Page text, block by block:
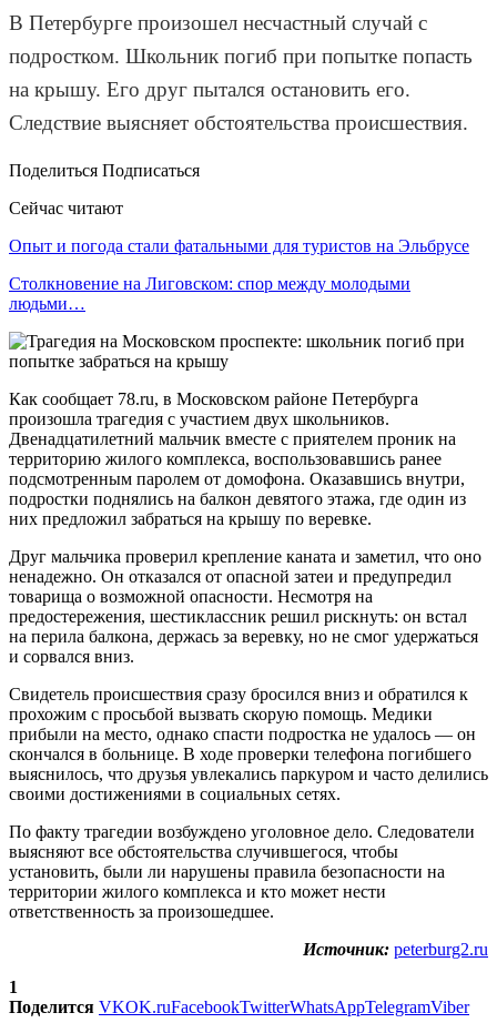
В Петербурге произошел несчастный случай с
подростком. Школьник погиб при попытке попасть
на крышу. Его друг пытался остановить его.
Следствие выясняет обстоятельства происшествия.
Поделиться Подписаться
Сейчас читают
Опыт и погода стали фатальными для туристов на Эльбрусе
Столкновение на Лиговском: спор между молодыми
людьми…
Как сообщает 78.ru, в Московском районе Петербурга
произошла трагедия с участием двух школьников.
Двенадцатилетний мальчик вместе с приятелем проник на
территорию жилого комплекса, воспользовавшись ранее
подсмотренным паролем от домофона. Оказавшись внутри,
подростки поднялись на балкон девятого этажа, где один из
них предложил забраться на крышу по веревке.
Друг мальчика проверил крепление каната и заметил, что оно
ненадежно. Он отказался от опасной затеи и предупредил
товарища о возможной опасности. Несмотря на
предостережения, шестиклассник решил рискнуть: он встал
на перила балкона, держась за веревку, но не смог удержаться
и сорвался вниз.
Свидетель происшествия сразу бросился вниз и обратился к
прохожим с просьбой вызвать скорую помощь. Медики
прибыли на место, однако спасти подростка не удалось — он
скончался в больнице. В ходе проверки телефона погибшего
выяснилось, что друзья увлекались паркуром и часто делились
своими достижениями в социальных сетях.
По факту трагедии возбуждено уголовное дело. Следователи
выясняют все обстоятельства случившегося, чтобы
установить, были ли нарушены правила безопасности на
территории жилого комплекса и кто может нести
ответственность за произошедшее.
Источник: peterburg2.ru
1
Поделится VKOK.ruFacebookTwitterWhatsAppTelegramViber